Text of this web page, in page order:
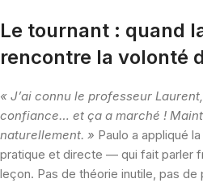
Le tournant : quand
rencontre la volonté
« J’ai connu le professeur
confiance… et ça a marché !
naturellement. » Paulo a appliqué
pratique et directe — qui fait parler
leçon. Pas de théorie inutile, pas de